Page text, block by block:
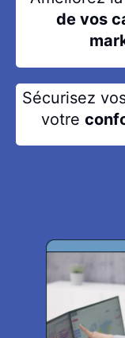
de vos
Sécurisez
votre